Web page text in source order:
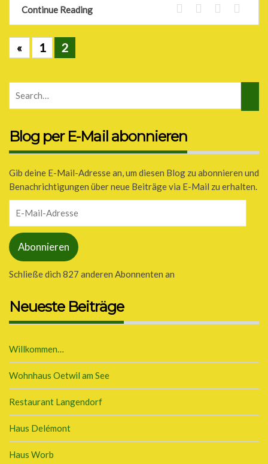
Continue Reading
« 1 2
Blog per E-Mail abonnieren
Gib deine E-Mail-Adresse an, um diesen Blog zu abonnieren und
Benachrichtigungen über neue Beiträge via E-Mail zu erhalten.
Mail-
Adresse
Abonnieren
Schließe dich 827 anderen Abonnenten an
Neueste Beiträge
Willkommen…
Wohnhaus Oetwil am See
Restaurant Langendorf
Haus Delémont
Haus Worb